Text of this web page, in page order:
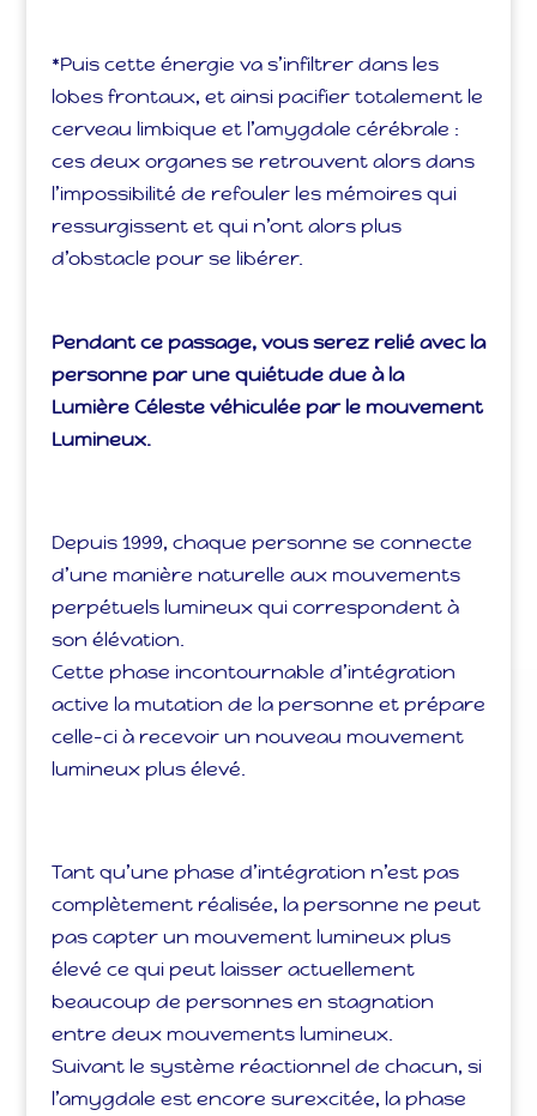
*Puis cette énergie va s’infiltrer dans les
lobes frontaux, et ainsi pacifier totalement le
cerveau limbique et l’amygdale cérébrale :
ces deux organes se retrouvent alors dans
l’impossibilité de refouler les mémoires qui
ressurgissent et qui n’ont alors plus
d’obstacle pour se libérer.
Pendant ce passage, vous serez relié avec la
personne par une quiétude due à la
Lumière Céleste véhiculée par le mouvement
Lumineux.
Depuis 1999, chaque personne se connecte
d’une manière naturelle aux mouvements
perpétuels lumineux qui correspondent à
son élévation.
Cette phase incontournable d’intégration
active la mutation de la personne et prépare
celle-ci à recevoir un nouveau mouvement
lumineux plus élevé.
Tant qu’une phase d’intégration n’est pas
complètement réalisée, la personne ne peut
pas capter un mouvement lumineux plus
élevé ce qui peut laisser actuellement
beaucoup de personnes en stagnation
entre deux mouvements lumineux.
Suivant le système réactionnel de chacun, si
l’amygdale est encore surexcitée, la phase